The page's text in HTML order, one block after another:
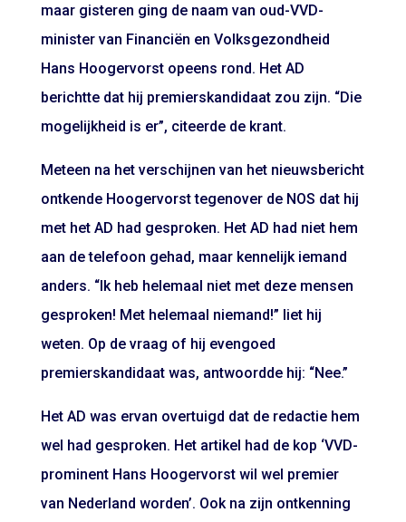
maar gisteren ging de naam van oud-VVD-
minister van Financiën en Volksgezondheid
Hans Hoogervorst opeens rond. Het AD
berichtte dat hij premierskandidaat zou zijn. “Die
mogelijkheid is er”, citeerde de krant.
Meteen na het verschijnen van het nieuwsbericht
ontkende Hoogervorst tegenover de NOS dat hij
met het AD had gesproken. Het AD had niet hem
aan de telefoon gehad, maar kennelijk iemand
anders. “Ik heb helemaal niet met deze mensen
gesproken! Met helemaal niemand!” liet hij
weten. Op de vraag of hij evengoed
premierskandidaat was, antwoordde hij: “Nee.”
Het AD was ervan overtuigd dat de redactie hem
wel had gesproken. Het artikel had de kop ‘VVD-
prominent Hans Hoogervorst wil wel premier
van Nederland worden’. Ook na zijn ontkenning